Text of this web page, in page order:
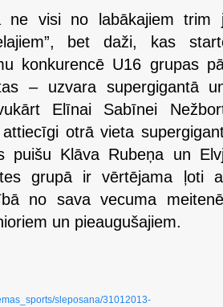
ne visi no labākajiem trim
bet daži, kas
konkurencē U16 grupas
– uzvara supergigantā
Elīnai Sabīnei
otrā vieta
puišu Klāva Rubeņa un
grupā ir vērtējama ļoti
no sava vecuma
un pieaugušajiem.
sleposana/31012013-